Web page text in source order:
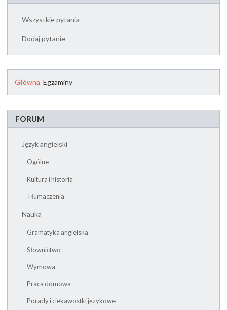
Wszystkie pytania
Dodaj pytanie
Główna Egzaminy
FORUM
Język angielski
Ogólne
Kultura i historia
Tłumaczenia
Nauka
Gramatyka angielska
Słownictwo
Wymowa
Praca domowa
Porady i ciekawostki językowe